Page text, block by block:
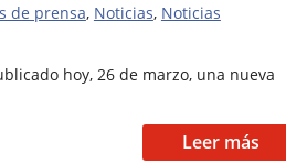
de prensa, Noticias, Noticias
hoy, 26 de marzo, una nueva
Leer más